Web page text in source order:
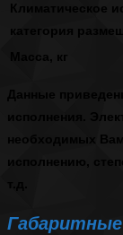
Климатическое
категория
Масса, кг
Данные
исполнения.
необходимых
исполнению,